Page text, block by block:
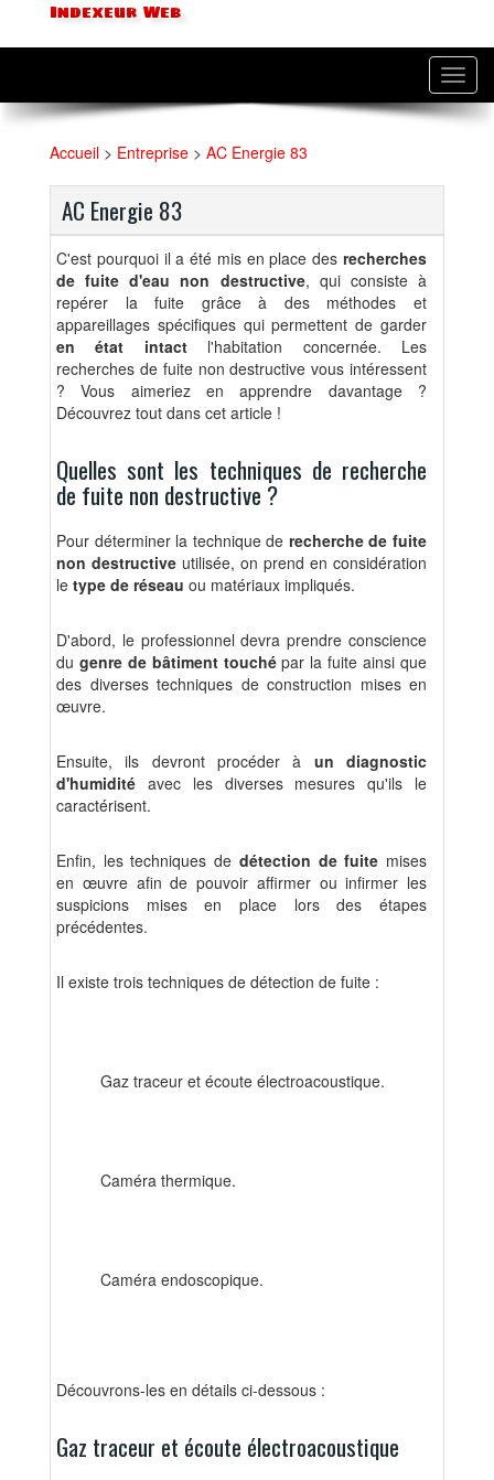
Indexeur Web
Accueil > Entreprise > AC Energie 83
AC Energie 83
C'est pourquoi il a été mis en place des recherches
de fuite d'eau non destructive, qui consiste à
repérer la fuite grâce à des méthodes et
appareillages spécifiques qui permettent de garder
en état intactl'habitation concernée. Les
recherches de fuite non destructive vous intéressent
? Vous aimeriez en apprendre davantage ?
Découvrez tout dans cet article !
Quelles sont les techniques de recherche
de fuite non destructive ?
Pour déterminer la technique de recherche de fuite
non destructive utilisée, on prend en considération
le type de réseau ou matériaux impliqués.
D'abord, le professionnel devra prendre conscience
du genre de bâtiment touchépar la fuite ainsi que
des diverses techniques de construction mises en
œuvre.
Ensuite, ils devront procéder à un diagnostic
d'humidité avec les diverses mesures qu'ils le
caractérisent.
Enfin, les techniques de détection de fuite mises
en œuvre afin de pouvoir affirmer ou infirmer les
suspicions mises en place lors des étapes
précédentes.
Il existe trois techniques de détection de fuite :
Gaz traceur et écoute électroacoustique.
Caméra thermique.
Caméra endoscopique.
Découvrons-les en détails ci-dessous :
Gaz traceur et écoute électroacoustique